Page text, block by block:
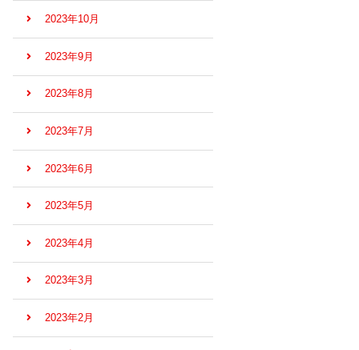
2023年10月
2023年9月
2023年8月
2023年7月
2023年6月
2023年5月
2023年4月
2023年3月
2023年2月